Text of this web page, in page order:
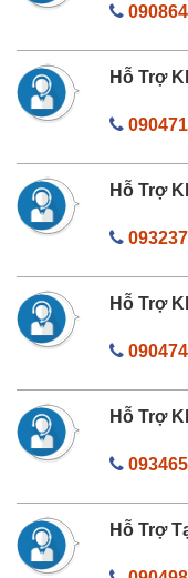
Hỗ Trợ
Hỗ Trợ
Hỗ Trợ
Hỗ Trợ
Hỗ Trợ